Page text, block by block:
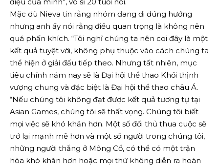
Mặc dù Nieva tin rằng nhóm đang đi đúng hướng
nhưng anh ấy nói rằng điều quan trọng là không nên
quá phấn khích. “Tôi nghĩ chúng ta nên coi đây là một
kết quả tuyệt vời, không phụ thuộc vào cách chúng ta
thể hiện ở giải đấu tiếp theo. Nhưng tất nhiên, mục
tiêu chính năm nay sẽ là Đại hội thể thao Khối thịnh
vượng chung và đặc biệt là Đại hội thể thao châu Á.
“Nếu chúng tôi không đạt được kết quả tương tự tại
Asian Games, chúng tôi sẽ thất vọng. Chúng tôi biết
mọi việc sẽ khó khăn hơn. Một số đối thủ thua cuộc sẽ
trở lại mạnh mẽ hơn và một số người trong chúng tôi,
những người thắng ở Mông Cổ, có thể có một trận
hòa khó khăn hơn hoặc mọi thứ không diễn ra hoàn